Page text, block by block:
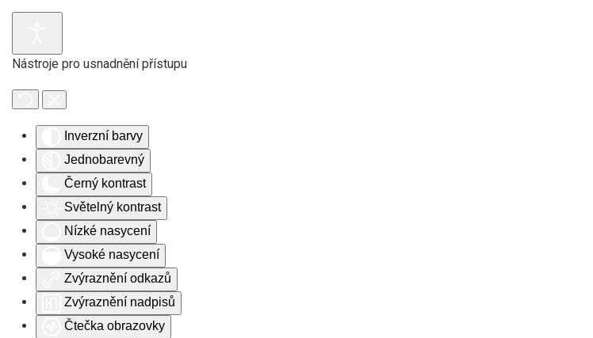
Nástroje pro usnadnění přístupu
Inverzní barvy
Jednobarevný
Černý kontrast
Světelný kontrast
Nízké nasycení
Vysoké nasycení
Zvýraznění odkazů
Zvýraznění nadpisů
Čtečka obrazovky